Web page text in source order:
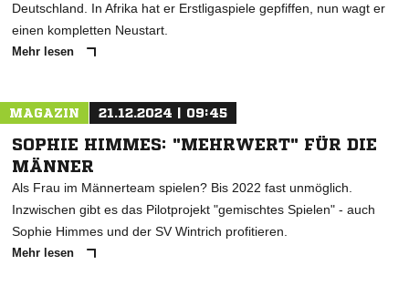
Deutschland. In Afrika hat er Erstligaspiele gepfiffen, nun wagt er
einen kompletten Neustart.
Mehr lesen
MAGAZIN 21.12.2024 | 09:45
SOPHIE HIMMES: "MEHRWERT" FÜR DIE
MÄNNER
Als Frau im Männerteam spielen? Bis 2022 fast unmöglich.
Inzwischen gibt es das Pilotprojekt "gemischtes Spielen" - auch
Sophie Himmes und der SV Wintrich profitieren.
Mehr lesen